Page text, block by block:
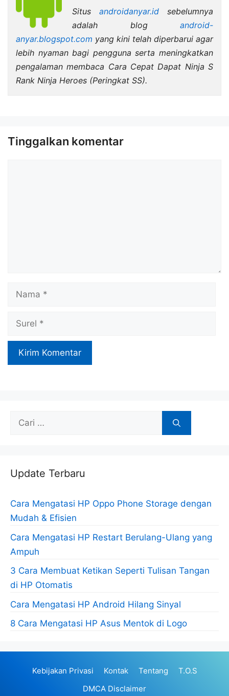
Situs androidanyar.id sebelumnya
adalah blog android-
anyar.blogspot.com yang kini telah diperbarui agar
lebih nyaman bagi pengguna serta meningkatkan
pengalaman membaca Cara Cepat Dapat Ninja S
Rank Ninja Heroes (Peringkat SS).
Tinggalkan komentar
Nama
Surel
Cari
Update Terbaru
Cara Mengatasi HP Oppo Phone Storage dengan
Mudah & Efisien
Cara Mengatasi HP Restart Berulang-Ulang yang
Ampuh
3 Cara Membuat Ketikan Seperti Tulisan Tangan
di HP Otomatis
Cara Mengatasi HP Android Hilang Sinyal
8 Cara Mengatasi HP Asus Mentok di Logo
Kebijakan Privasi Kontak Tentang
T.O.S
DMCA Disclaimer